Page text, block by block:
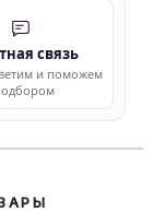
связь
и поможем